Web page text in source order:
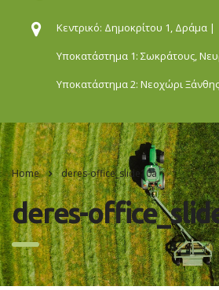
Κεντρικό: Δημοκρίτου 1, Δράμα |
Υποκατάστημα 1: Σωκράτους,
Υποκατάστημα 2: ΝεοχώριΞάνθης
Home deres-office_slide10a
deres-